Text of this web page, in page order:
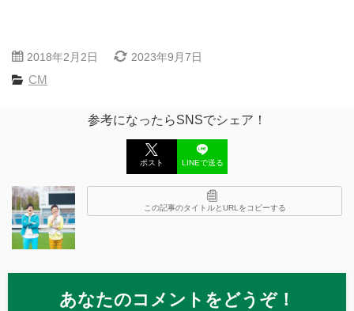
2018年2月2日 2023年9月7日
CM
参考になったらSNSでシェア！
ポスト LINEで送る
この記事のタイトルとURLをコピーする
あなたのコメントをどうぞ！